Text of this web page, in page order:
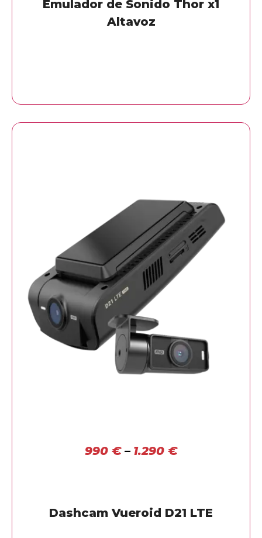
Emulador de Sonido Thor x1
Altavoz
990 € – 1.290 €
Dashcam Vueroid D21 LTE